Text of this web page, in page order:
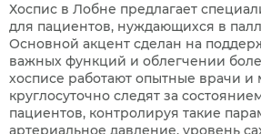
Хоспис в Лобне предлагает
для пациентов, нуждающихся в
Основной акцент сделан на
важных функций и облегчении
хосписе работают опытные врачи и
круглосуточно следят за
пациентов, контролируя такие
артериальное давление, уровень